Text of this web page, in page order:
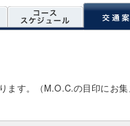
ます。（M.O.C.の目印にお